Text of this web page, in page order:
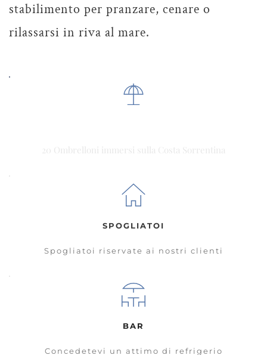
stabilimento per pranzare, cenare o
rilassarsi in riva al mare.
20 Ombrelloni immersi sulla Costa Sorrentina
SPOGLIATOI
Spogliatoi riservate ai nostri clienti
BAR
Concedetevi un attimo di refrigerio